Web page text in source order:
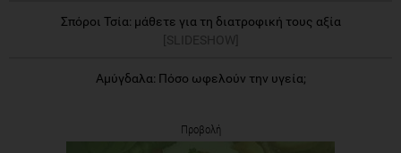
Σπόροι Τσία: μάθετε για τη διατροφική τους αξία
[SLIDESHOW]
Αμύγδαλα: Πόσο ωφελούν την υγεία;
Προβολή